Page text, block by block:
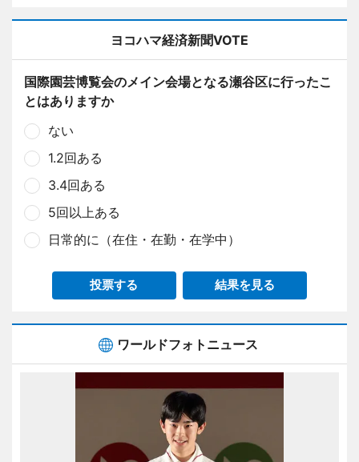
ヨコハマ経済新聞VOTE
国際園芸博覧会のメイン会場となる瀬谷区に行ったこ
とはありますか
ない
1.2回ある
3.4回ある
5回以上ある
日常的に（在住・在勤・在学中）
投票する 結果を見る
ワールドフォトニュース